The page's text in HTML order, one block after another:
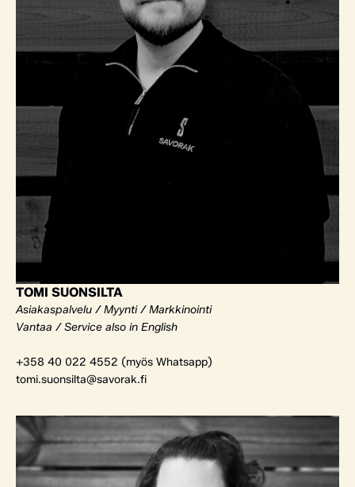
TOMI SUONSILTA
Asiakaspalvelu / Myynti / Markkinointi
Vantaa / Service also in English
+358 40 022 4552 (myös Whatsapp)
tomi.suonsilta@savorak.fi